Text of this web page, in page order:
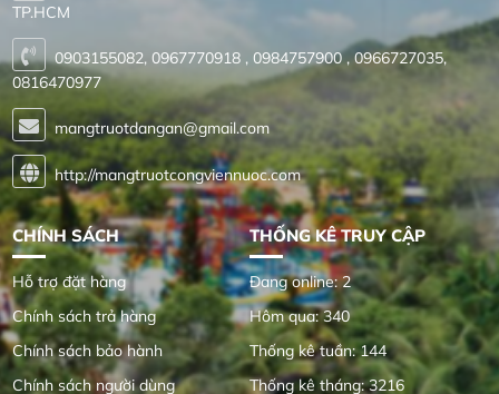
TP.HCM
0903155082, 0967770918 , 0984757900 , 0966727035,
0816470977
mangtruotdangan@gmail.com
http://mangtruotcongviennuoc.com
CHÍNH SÁCH
Hỗ trợ đặt hàng
Chính sách trả hàng
Chính sách bảo hành
Chính sách người dùng
THỐNG KÊ TRUY CẬP
Đang online: 2
Hôm qua: 340
Thống kê tuần: 144
Thống kê tháng: 3216